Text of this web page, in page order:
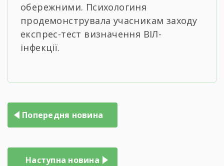
обережними. Психологиня
продемонструвала учасникам заходу
експрес-тест визначення ВІЛ-
інфекції.
Навігація
записів
Попередня новина
Наступна новина